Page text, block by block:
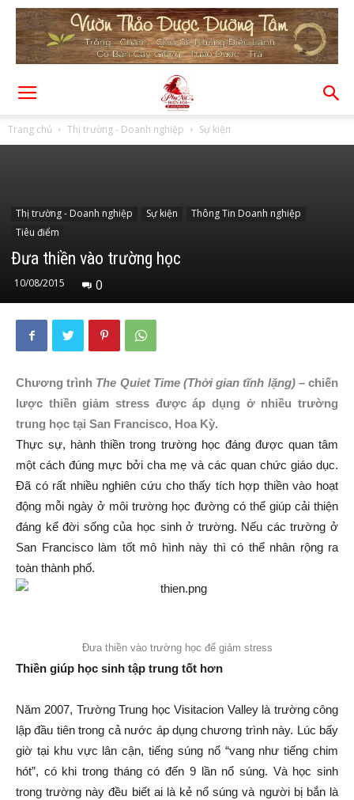
Trang chủ Thị trường - Doanh nghiệp Sự kiện
Thị trường - Doanh nghiệp Sự kiện
Thông Tin Doanh nghiệp
Tiêu điểm
Đưa thiền vào trường học
10/08/2015 0
Chương trình The Quiet Time(Thời gian tĩnh lặng) – chiến
lược thiền giảm stress được áp dụng ở nhiều trường
trung học tại San Francisco, Hoa Kỳ.
Thực sự, hành thiền trong trường học đáng được quan tâm
một cách đúng mực bởi cha mẹ và các quan chức giáo dục.
Đã có rất nhiều nghiên cứu cho thấy tích hợp thiền vào hoạt
động mỗi ngày ở môi trường học đường có thể giúp cải thiện
đáng kể đời sống của học sinh ở trường. Nếu các trường ở
San Francisco làm tốt mô hình này thì có thể nhân rộng ra
toàn thành phố.
Đưa thiền vào trường học để giảm stress
Thiền giúp học sinh tập trung tốt hơn
Năm 2007, Trường Trung học Visitacion Valley là trường công
lập đầu tiên trong cả nước áp dụng chương trình này. Lúc bấy
giờ tại khu vực lân cận, tiếng súng nổ “vang như tiếng chim
hót”, có khi trong tháng có đến 9 lần nổ súng. Và học sinh
trong trường này đều biết ai là kẻ nổ súng và người bị bắn là